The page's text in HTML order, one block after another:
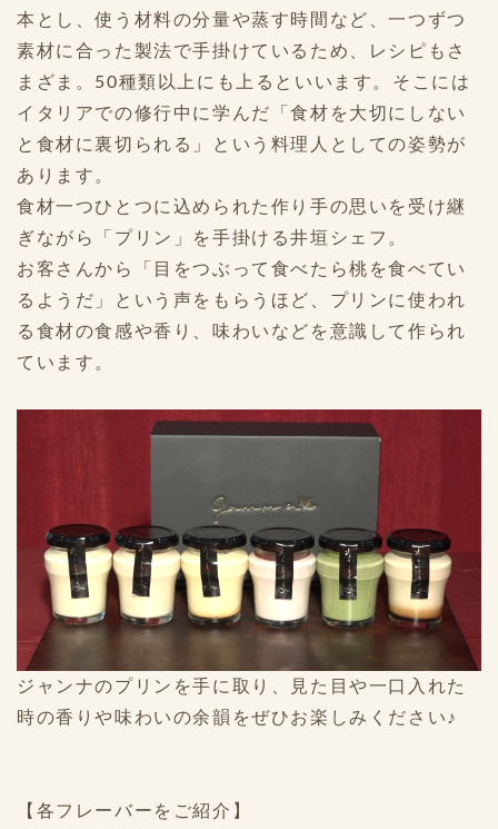
本とし、使う材料の分量や蒸す時間など、一つずつ
素材に合った製法で手掛けているため、レシピもさ
まざま。50種類以上にも上るといいます。そこには
イタリアでの修行中に学んだ「食材を大切にしない
と食材に裏切られる」という料理人としての姿勢が
あります。
食材一つひとつに込められた作り手の思いを受け継
ぎながら「プリン」を手掛ける井垣シェフ。
お客さんから「目をつぶって食べたら桃を食べてい
るようだ」という声をもらうほど、プリンに使われ
る食材の食感や香り、味わいなどを意識して作られ
ています。
ジャンナのプリンを手に取り、見た目や一口入れた
時の香りや味わいの余韻をぜひお楽しみください♪
【各フレーバーをご紹介】